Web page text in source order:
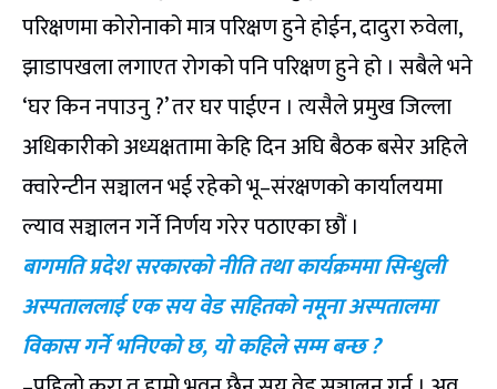
परिक्षणमा कोरोनाको मात्र परिक्षण हुने होईन, दादुरा रुवेला,
झाडापखला लगाएत रोगको पनि परिक्षण हुने हो । सबैले भने
‘घर किन नपाउनु ?’ तर घर पाईएन । त्यसैले प्रमुख जिल्ला
अधिकारीको अध्यक्षतामा केहि दिन अघि बैठक बसेर अहिले
क्वारेन्टीन सञ्चालन भई रहेको भू–संरक्षणको कार्यालयमा
ल्याव सञ्चालन गर्ने निर्णय गरेर पठाएका छौं ।
बागमति प्रदेश सरकारको नीति तथा कार्यक्रममा सिन्धुली
अस्पताललाई एक सय वेड सहितको नमूना अस्पतालमा
विकास गर्ने भनिएको छ, यो कहिले सम्म बन्छ ?